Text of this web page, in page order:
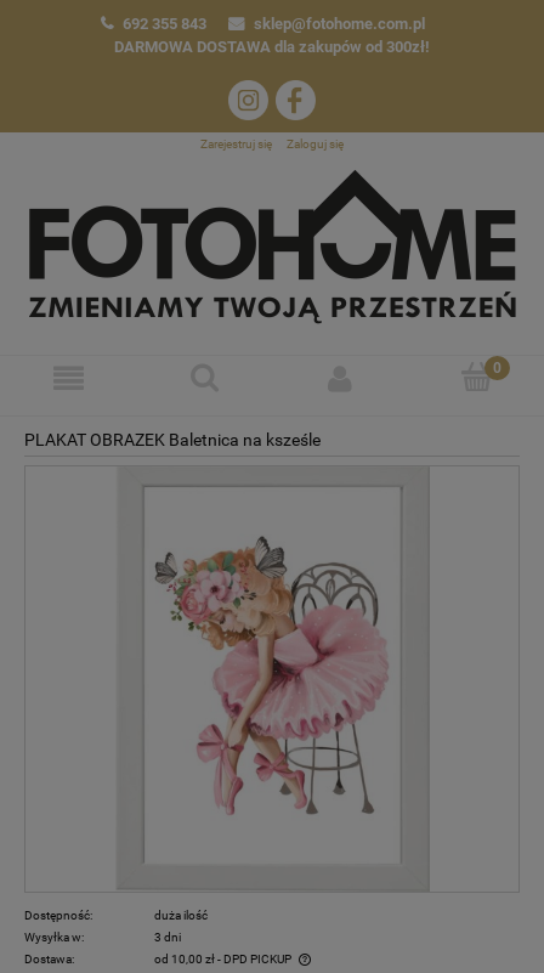
692 355 843
sklep@fotohome.com.pl
DARMOWA DOSTAWA dla zakupów od 300zł!
Zarejestruj się Zaloguj się
PLAKAT OBRAZEK Baletnica na ksześle
Dostępność:
duża ilość
Wysyłka w:
3 dni
Dostawa:
od 10,00 zł- DPD PICKUP